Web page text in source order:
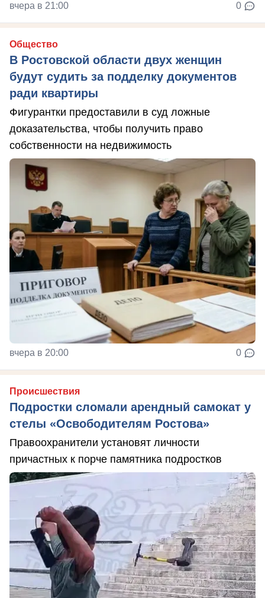
вчера в 21:00 0
Общество
В Ростовской области двух женщин
будут судить за подделку документов
ради квартиры
Фигурантки предоставили в суд ложные
доказательства, чтобы получить право
собственности на недвижимость
вчера в 20:00 0
Происшествия
Подростки сломали арендный самокат у
стелы «Освободителям Ростова»
Правоохранители установят личности
причастных к порче памятника подростков